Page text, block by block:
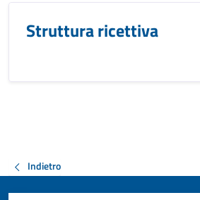
Struttura ricettiva
Indietro